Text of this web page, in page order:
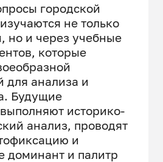
городской
не только
но и через учебные
которые
для анализа и
Будущие
историко-
анализ, проводят
и
доминант и палитр